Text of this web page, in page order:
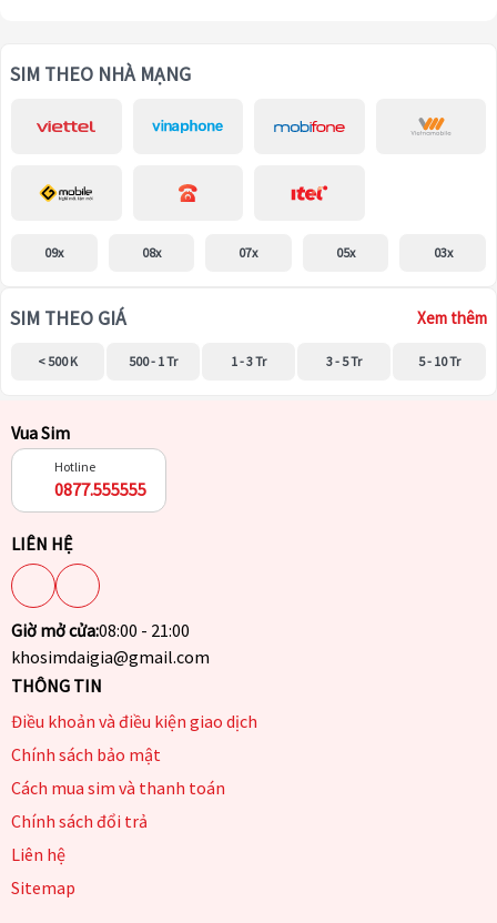
SIM THEO NHÀ MẠNG
09x 08x 07x 05x 03x
SIM THEO GIÁ Xem thêm
< 500 K 500 - 1 Tr 1 - 3 Tr 3 - 5 Tr 5 - 10 Tr
Vua Sim
Hotline
0877.555555
LIÊN HỆ
Giờ mở cửa:08:00 - 21:00
khosimdaigia@gmail.com
THÔNG TIN
Điều khoản và điều kiện giao dịch
Chính sách bảo mật
Cách mua sim và thanh toán
Chính sách đổi trả
Liên hệ
Sitemap